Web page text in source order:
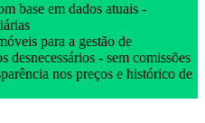
base em dados atuais -
para a gestão de
desnecessários - sem comissões
nos preços e histórico de